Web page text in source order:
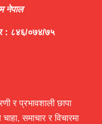
नेपाल
: ८४६/०७४/७५
र प्रभावशाली छापा
समाचार र विचारमा